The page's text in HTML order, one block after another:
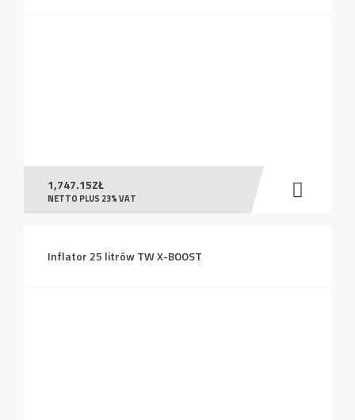
1,747.15ZŁ
NETTO PLUS 23% VAT
Inflator 25 litrów TW X-BOOST